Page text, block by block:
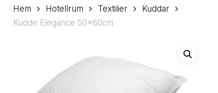
Hem Hotellrum Textilier
Kuddar
Kudde Elegance 50x60cm